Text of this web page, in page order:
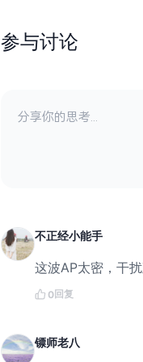
参与讨论
不正经小能手
这波AP太密，干扰
0 回复
镖师老八